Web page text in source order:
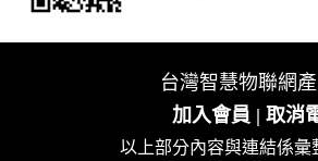
台灣智慧物聯網
加入會員 | 取消
以上部分內容與連結係